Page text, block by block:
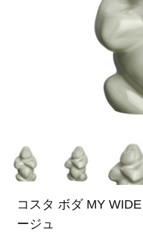
コスタ ボダ MY
ージュ